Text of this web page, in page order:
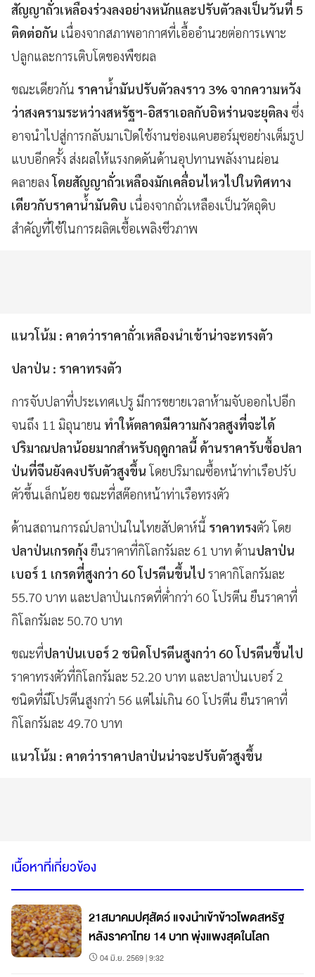
สัญญาถั่วเหลืองร่วงลงอย่างหนักและปรับตัวลงเป็นวันที่ 5
ติดต่อกัน เนื่องจากสภาพอากาศที่เอื้ออำนวยต่อการเพาะ
ปลูกและการเติบโตของพืชผล
ขณะเดียวกัน ราคาน้ำมันปรับตัวลงราว 3% จากความหวัง
ว่าสงครามระหว่างสหรัฐฯ-อิสราเอลกับอิหร่านจะยุติลง ซึ่ง
อาจนำไปสู่การกลับมาเปิดใช้งานช่องแคบฮอร์มุซอย่างเต็มรูป
แบบอีกครั้ง ส่งผลให้แรงกดดันด้านอุปทานพลังงานผ่อน
คลายลงโดยสัญญาถั่วเหลืองมักเคลื่อนไหวไปในทิศทาง
เดียวกับราคาน้ำมันดิบ เนื่องจากถั่วเหลืองเป็นวัตถุดิบ
สำคัญที่ใช้ในการผลิตเชื้อเพลิงชีวภาพ
แนวโน้ม : คาดว่าราคาถั่วเหลืองนำเข้าน่าจะทรงตัว
ปลาป่น : ราคาทรงตัว
การจับปลาที่ประเทศเปรู มีการขยายเวลาห้ามจับออกไปอีก
จนถึง 11 มิถุนายน ทำให้ตลาดมีความกังวลสูงที่จะได้
ปริมาณปลาน้อยมากสำหรับฤดูกาลนี้ ด้านราคารับซื้อปลา
ป่นที่จีนยังคงปรับตัวสูงขึ้นโดยปริมาณซื้อหน้าท่าเรือปรับ
ตัวขึ้นเล็กน้อย ขณะที่สต๊อกหน้าท่าเรือทรงตัว
ด้านสถานการณ์ปลาป่นในไทยสัปดาห์นี้ ราคาทรงตัว โดย
ปลาป่นเกรดกุ้ง ยืนราคาที่กิโลกรัมละ 61 บาท ด้านปลาป่น
เบอร์ 1 เกรดที่สูงกว่า 60 โปรตีนขึ้นไป ราคากิโลกรัมละ
55.70 บาท และปลาป่นเกรดที่ต่ำกว่า 60 โปรตีน ยืนราคาที่
กิโลกรัมละ 50.70 บาท
ขณะที่ปลาป่นเบอร์ 2 ชนิดโปรตีนสูงกว่า 60 โปรตีนขึ้นไป
ราคาทรงตัวที่กิโลกรัมละ 52.20 บาท และปลาป่นเบอร์ 2
ชนิดที่มีโปรตีนสูงกว่า 56 แต่ไม่เกิน 60 โปรตีน ยืนราคาที่
กิโลกรัมละ 49.70 บาท
แนวโน้ม : คาดว่าราคาปลาป่นน่าจะปรับตัวสูงขึ้น
เนื้อหาที่เกี่ยวข้อง
21สมาคมปศุสัตว์ แจงนำเข้าข้าวโพดสหรัฐ
หลังราคาไทย 14 บาท พุ่งแพงสุดในโลก
04 มิ.ย. 2569 | 9:32